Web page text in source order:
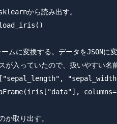
から読み出す。
ムに変換する。データをJSONに変
入っていたので、扱いやすい名
["sepal_length",
か取り出す。